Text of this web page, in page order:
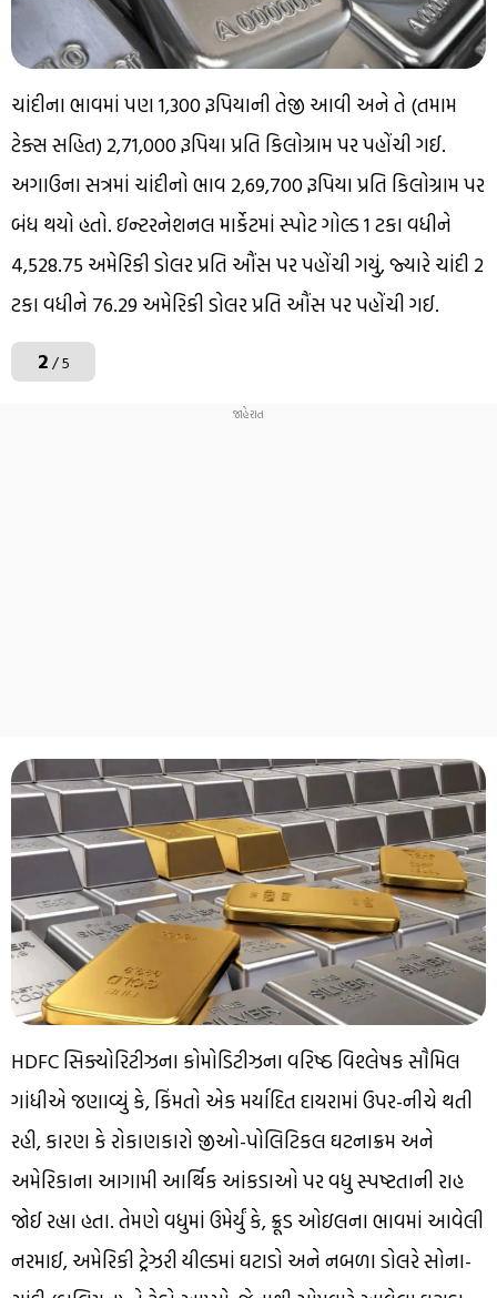
ચાંદીના ભાવમાં પણ 1,300 રૂપિયાની તેજી આવી અને તે (તમામ
ટેક્સ સહિત) 2,71,000 રૂપિયા પ્રતિ કિલોગ્રામ પર પહોંચી ગઈ.
અગાઉના સત્રમાં ચાંદીનો ભાવ 2,69,700 રૂપિયા પ્રતિ કિલોગ્રામ પર
બંધ થયો હતો. ઇન્ટરનેશનલ માર્કેટમાં સ્પોટ ગોલ્ડ 1 ટકા વધીને
4,528.75 અમેરિકી ડોલર પ્રતિ ઔંસ પર પહોંચી ગયું, જ્યારે ચાંદી 2
ટકા વધીને 76.29 અમેરિકી ડોલર પ્રતિ ઔંસ પર પહોંચી ગઈ.
2/ 5
HDFC સિક્યોરિટીઝના કોમોડિટીઝના વરિષ્ઠ વિશ્લેષક સૌમિલ
ગાંધીએ જણાવ્યું કે, કિંમતો એક મર્યાદિત દાયરામાં ઉપર-નીચે થતી
રહી, કારણ કે રોકાણકારો જીઓ-પોલિટિકલ ઘટનાક્રમ અને
અમેરિકાના આગામી આર્થિક આંકડાઓ પર વધુ સ્પષ્ટતાની રાહ
જોઈ રહ્યા હતા. તેમણે વધુમાં ઉમેર્યું કે, ક્રૂડ ઓઇલના ભાવમાં આવેલી
નરમાઈ, અમેરિકી ટ્રેઝરી યીલ્ડમાં ઘટાડો અને નબળા ડોલરે સોના-